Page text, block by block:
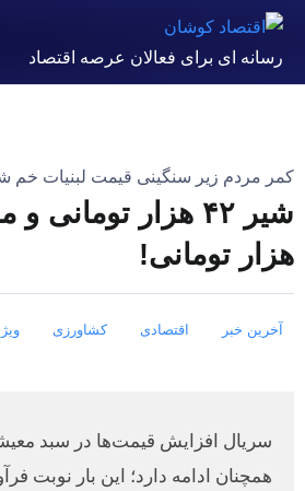
رسانه ای برای فعالان عرصه اقتصاد
کمر مردم زیر سنگینی قیمت لبنیات خم
هزار تومانی!
آخرین خبر اقتصادی کشاورزی
سریال افزایش قیمت‌ها در سبد
همچنان ادامه دارد؛ این بار نوبت